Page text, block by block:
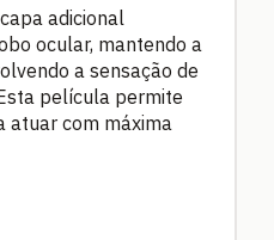
adicional
ocular, mantendo a
a sensação de
película permite
atuar com máxima